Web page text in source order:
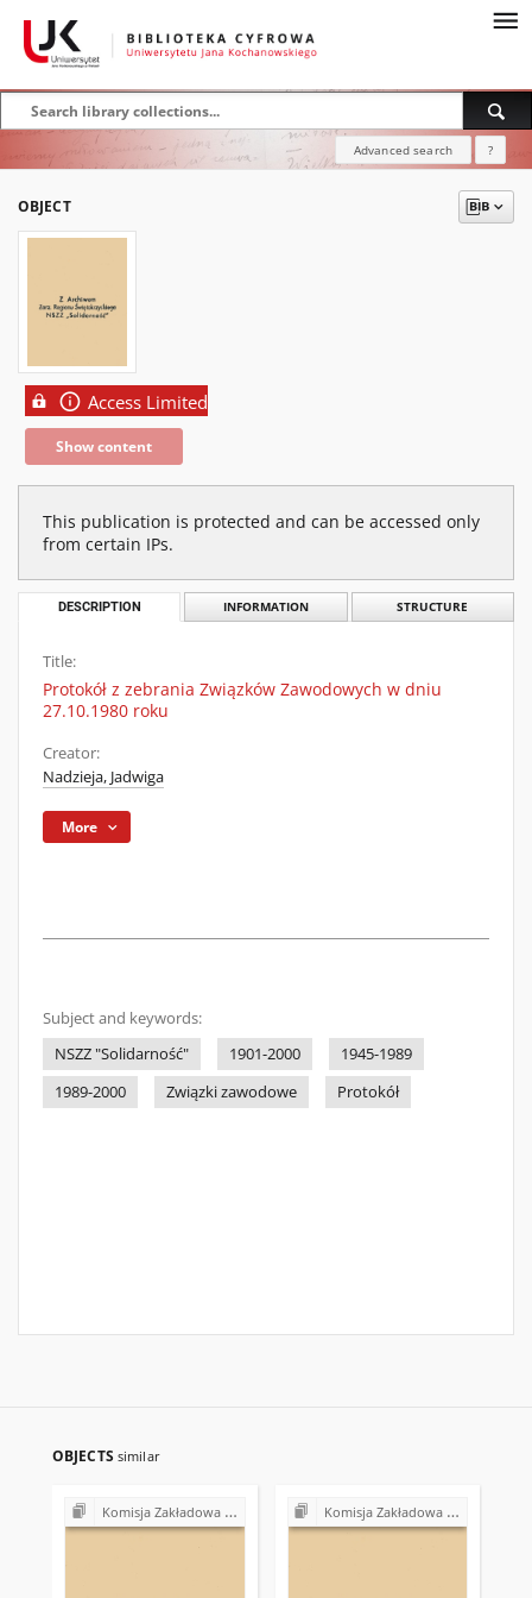
Advanced search ?
OBJECT
Access Limited
Show content
This publication is protected and can be accessed only
from certain IPs.
DESCRIPTION INFORMATION STRUCTURE
Title:
Protokół z zebrania Związków Zawodowych w dniu
27.10.1980 roku
Creator:
Nadzieja, Jadwiga
More
Subject and keywords:
NSZZ "Solidarność"
1901-2000
1945-1989
1989-2000
Związki zawodowe Protokół
OBJECTS similar
Komisja Zakładowa NSZZ "Solidarność" przy Urzędzie Gminy w Bodzentynie Komisja Zakładowa NSZZ "Solidarność" przy Urzędzie Gminy w Bodzentynie